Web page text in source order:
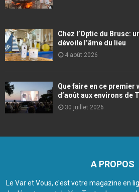
Chez l’Optic du Brusc:
dévoile l’âme du lieu
4 août 2026
Que faire en ce premier
d’août aux environs de
30 juillet 2026
A PROPOS
Le Var et Vous, c'est votre magazine en